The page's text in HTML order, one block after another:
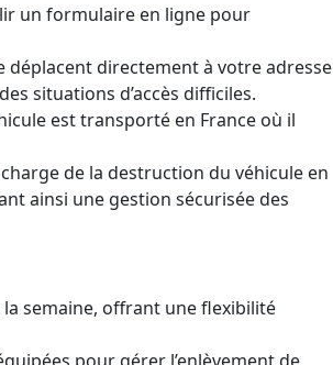
un formulaire en ligne pour
déplacent directement à votre adresse
situations d’accès difficiles.
est transporté en France où il
de la destruction du véhicule en
ainsi une gestion sécurisée des
semaine, offrant une flexibilité